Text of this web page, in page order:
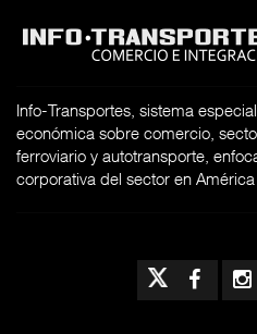
Info-Transportes, sistema
económica sobre comercio,
ferroviario y autotransporte,
corporativa del sector en América